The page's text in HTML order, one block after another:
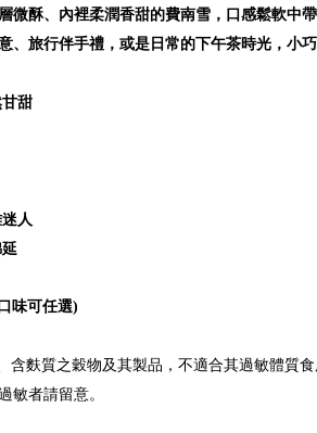
微酥、內裡柔潤香甜的費南雪，口感鬆軟中
、旅行伴手禮，或是日常的下午茶時光，小
甜
人
味可任選)
含麩質之穀物及其製品，不適合其過敏體質
敏者請留意。